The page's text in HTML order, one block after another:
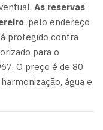
As reservas
, pelo endereço
protegido contra
para o
O preço é de 80
água e